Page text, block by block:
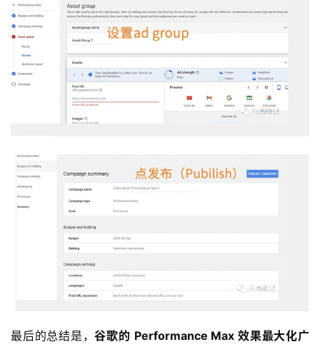
最后的总结是，谷歌的 Performance Max 效果最大化广